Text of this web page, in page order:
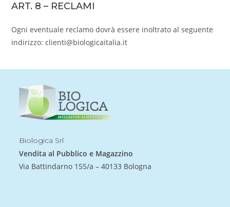
ART. 8 – RECLAMI
Ogni eventuale reclamo dovrà essere inoltrato al seguente
indirizzo: clienti@biologicaitalia.it
Biologica Srl
Vendita al Pubblico e Magazzino
Via Battindarno 155/a – 40133 Bologna